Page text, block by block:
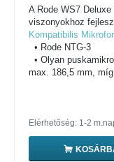
A Rode WS7
viszonyokhoz
Kompatibilis
• Rode NTG-3
• Olyan
max. 186,5 mm,
Elérhetőség: 1-2